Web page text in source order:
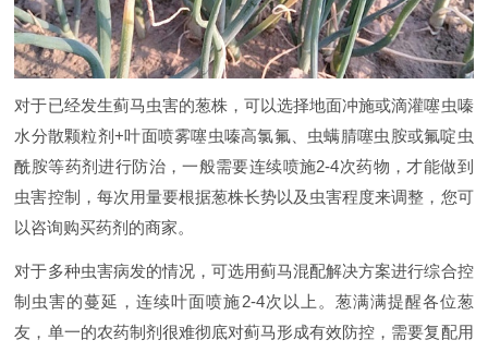
对于已经发生蓟马虫害的葱株，可以选择地面冲施或滴灌噻虫嗪
水分散颗粒剂+叶面喷雾噻虫嗪高氯氟、虫螨腈噻虫胺或氟啶虫
酰胺等药剂进行防治，一般需要连续喷施2-4次药物，才能做到
虫害控制，每次用量要根据葱株长势以及虫害程度来调整，您可
以咨询购买药剂的商家。
对于多种虫害病发的情况，可选用蓟马混配解决方案进行综合控
制虫害的蔓延，连续叶面喷施2-4次以上。葱满满提醒各位葱
友，单一的农药制剂很难彻底对蓟马形成有效防控，需要复配用